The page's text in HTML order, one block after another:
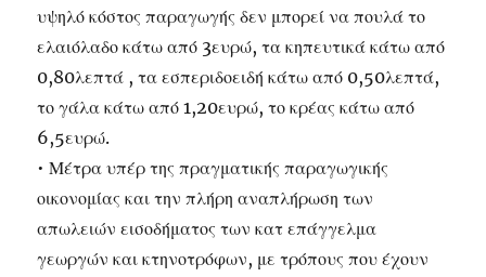
υψηλό κόστος παραγωγής δεν μπορεί να πουλά το
ελαιόλαδο κάτω από 3ευρώ, τα κηπευτικά κάτω από
0,80λεπτά , τα εσπεριδοειδή κάτω από 0,50λεπτά,
το γάλα κάτω από 1,20ευρώ, το κρέας κάτω από
6,5ευρώ.
• Μέτρα υπέρ της πραγματικής παραγωγικής
οικονομίας και την πλήρη αναπλήρωση των
απωλειών εισοδήματος των κατ επάγγελμα
γεωργών και κτηνοτρόφων, με τρόπους που έχουν